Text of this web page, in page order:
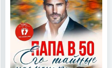
ним лицом к лицу. Высокий,
бледный, с пугающе
холодной кожей — он не
похож на нормального
человека....